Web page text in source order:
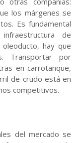
los márgenes se
Es fundamental
de
hay que
Transportar por
en carrotanque,
de crudo está en
competitivos.
del mercado se